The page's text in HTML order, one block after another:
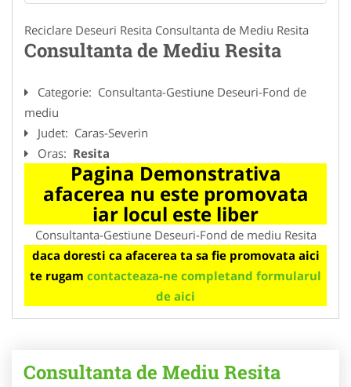
Reciclare Deseuri Resita Consultanta de Mediu Resita
Consultanta de Mediu Resita
Categorie: Consultanta-Gestiune Deseuri-Fond de
mediu
Judet: Caras-Severin
Oras: Resita
Pagina Demonstrativa
afacerea nu este promovata
iar locul este liber
Consultanta-Gestiune Deseuri-Fond de mediu Resita
daca doresti ca afacerea ta sa fie promovata aici
te rugam contacteaza-ne completand formularul
de aici
Consultanta de Mediu Resita